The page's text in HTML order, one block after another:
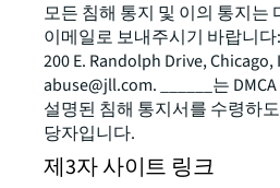
모든 침해 통지 및 이의 통지는
이메일로 보내주시기 바랍니다
200 E. Randolph Drive, Chicago,
abuse@jll.com. ______는
설명된 침해 통지서를 수령하
당자입니다.
제3자 사이트 링크